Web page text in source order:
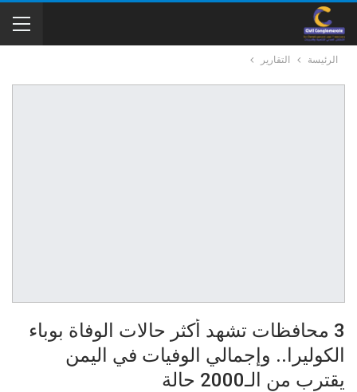
الرئيسة التقارير
3 محافظات تشهد أكثر حالات الوفاة بوباء
الكوليرا.. وإجمالي الوفيات في اليمن
يقترب من الـ2000 حالة